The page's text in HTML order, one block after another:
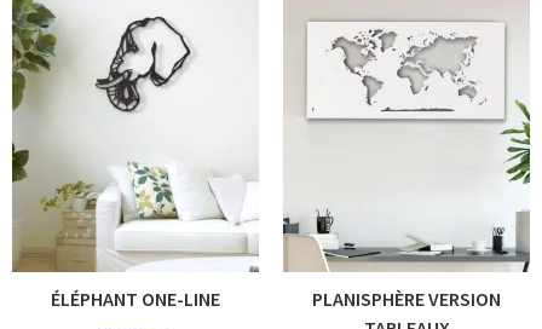
ÉLÉPHANT ONE-LINE
PLANISPHÈRE VERSION